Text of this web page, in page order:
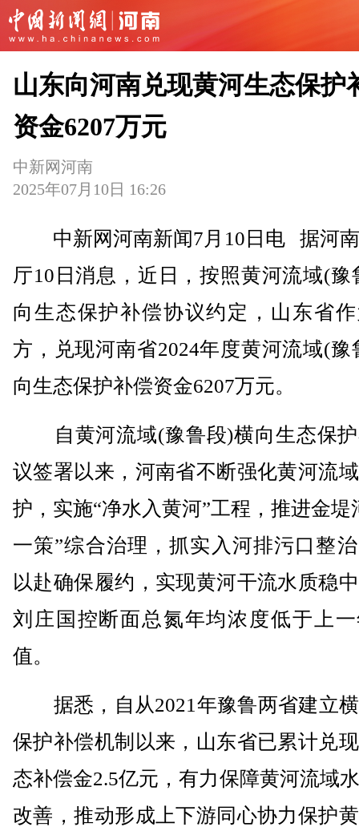
山东向河南兑现黄河生态保护
资金6207万元
中新网河南
2025年07月10日 16:26
中新网河南新闻7月10日电 据河南
厅10日消息，近日，按照黄河流域(豫
向生态保护补偿协议约定，山东省
方，兑现河南省2024年度黄河流域(豫
向生态保护补偿资金6207万元。
自黄河流域(豫鲁段)横向生态保护
议签署以来，河南省不断强化黄河流
护，实施“净水入黄河”工程，推进金堤
一策”综合治理，抓实入河排污口整
以赴确保履约，实现黄河干流水质稳
刘庄国控断面总氮年均浓度低于上
值。
据悉，自从2021年豫鲁两省建立
保护补偿机制以来，山东省已累计兑
态补偿金2.5亿元，有力保障黄河流域
改善，推动形成上下游同心协力保护